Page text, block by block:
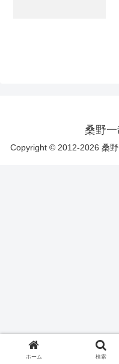
桑野
Copyright © 2012-2026 桑
ホーム 検索